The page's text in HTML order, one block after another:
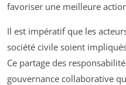
favoriser une meilleure
Il est impératif que les
société civile soient
Ce partage des
gouvernance collaborative